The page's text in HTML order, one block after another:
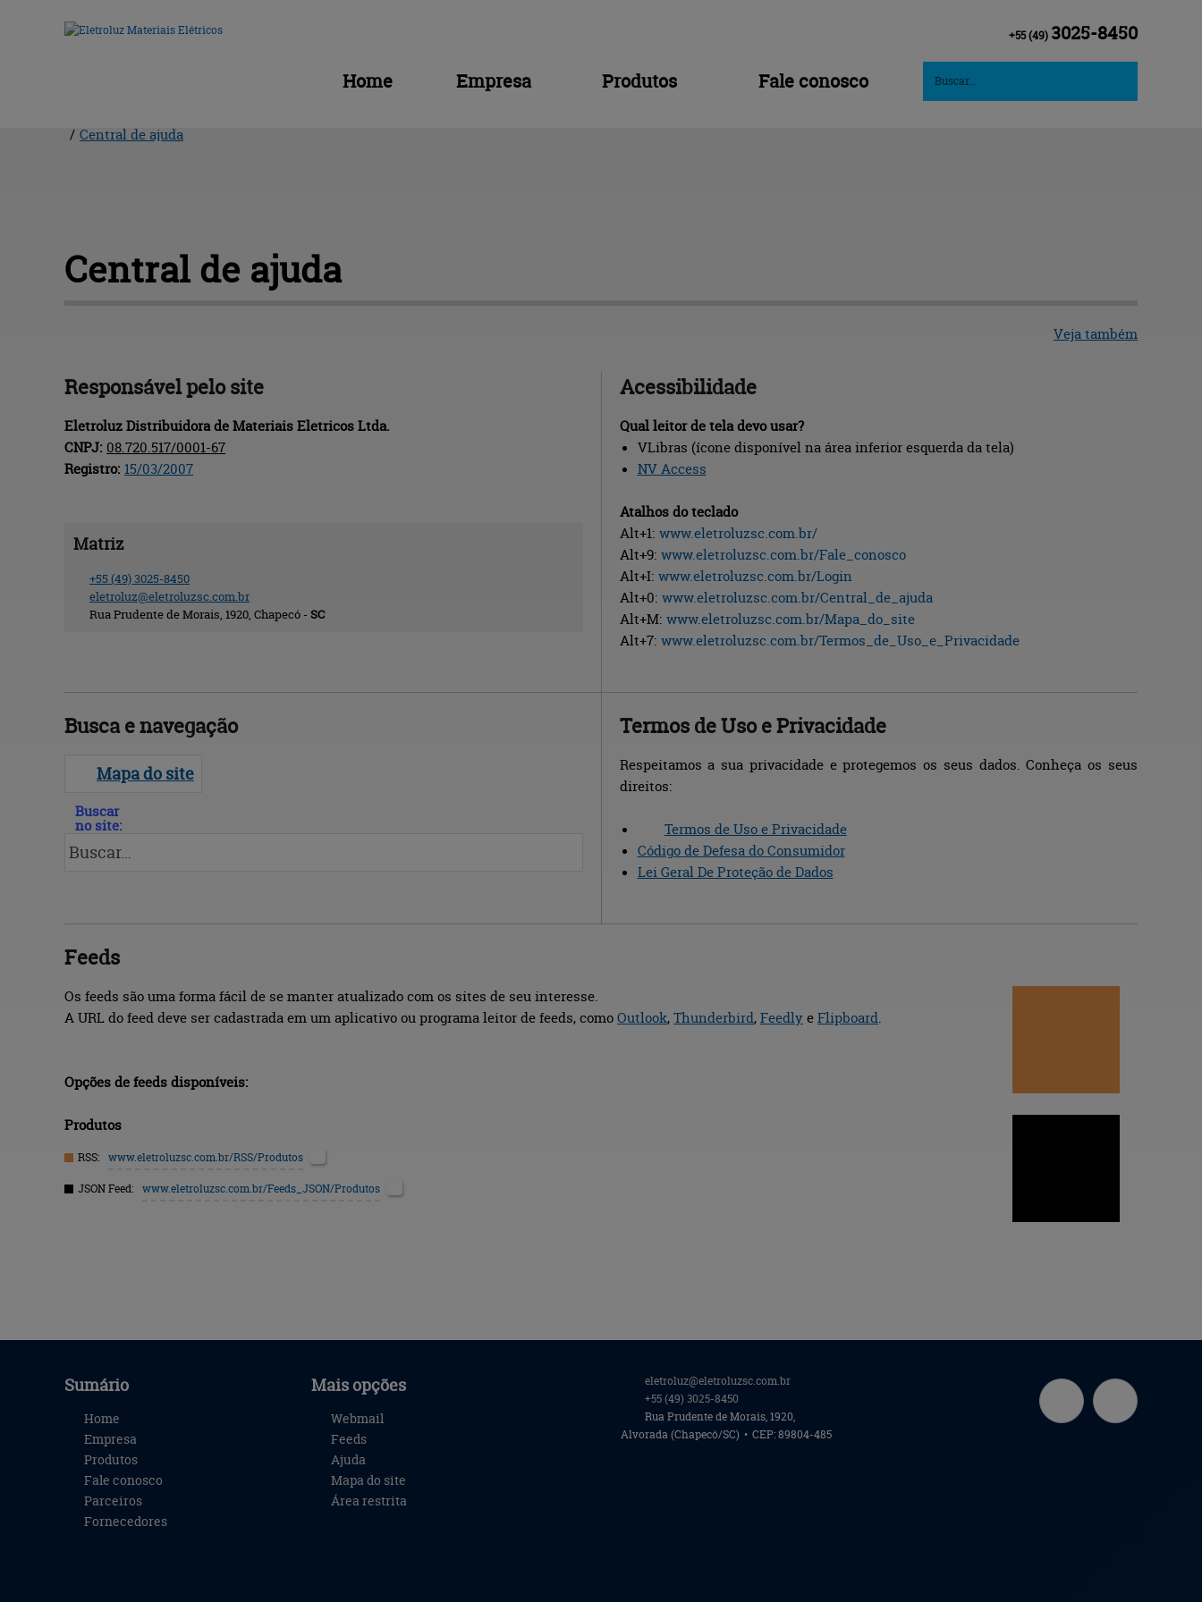
+55(49) 3025-8450
Home
Empresa Produtos Fale conosco
/ Central de ajuda
Central de ajuda
Veja também
Responsável pelo site
Eletroluz Distribuidora de Materiais EletricosLtda.
CNPJ: 08.720.517/0001-67
Registro: 15/03/2007
Matriz
+55 (49)3025-8450
eletroluz@eletroluzsc.com.br
Rua Prudente de Morais, 1920, Chapecó - Santa
C
Acessibilidade
Qual leitor de tela devo usar?
VLibras (ícone disponível na área inferior esquerda da tela)
NV Access
Atalhos do teclado
Alt+1: www.eletroluzsc.com.br/
Alt+9: www.eletroluzsc.com.br/Fale_conosco
Alt+I: www.eletroluzsc.com.br/Login
Alt+0: www.eletroluzsc.com.br/Central_de_ajuda
Alt+M: www.eletroluzsc.com.br/Mapa_do_site
Alt+7: www.eletroluzsc.com.br/Termos_de_Uso_e_Privacidade
Busca e navegação
Mapa do site
Buscar
no site:
Termos de Uso e Privacidade
Respeitamos a sua privacidade e protegemos os seus dados. Conheça os seus
direitos:
Termos de Uso e Privacidade
Código de Defesa do Consumidor
Lei Geral De Proteção de Dados
Feeds
Os feeds são uma forma fácil de se manter atualizado com os sites de seu interesse.
A URL do feed deve ser cadastrada em um aplicativo ou programa leitor de feeds, comoOutlook,Thunderbird,FeedlyeFlipboard.
Opções de feeds disponíveis:
Produtos
RSS: www.eletroluzsc.com.br/RSS/Produtos
JSON Feed: www.eletroluzsc.com.br/Feeds_JSON/Produtos
Sumário
Home
Empresa
Produtos
Fale conosco
Parceiros
Fornecedores
Mais opções
Webmail
Feeds
Ajuda
Mapa do site
Área restrita
eletroluz@eletroluzsc.com.br
+55(49) 3025-8450
Rua Prudente de Morais, 1920,
Alvorada (Chapecó/SC) • CEP:89804-485